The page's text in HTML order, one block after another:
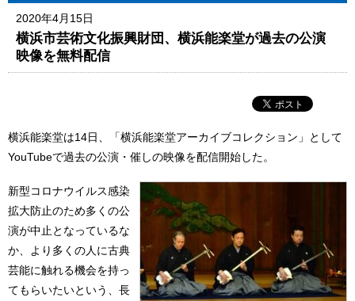
2020年4月15日
横浜市芸術文化振興財団、横浜能楽堂が過去の公演
映像を無料配信
横浜能楽堂は14日、「横浜能楽堂アーカイブコレクション」として
YouTubeで過去の公演・催しの映像を配信開始した。
新型コロナウイルス感染
拡大防止のため多くの公
演が中止となっているな
か、より多くの人に古典
芸能に触れる機会を持っ
てもらいたいという、長